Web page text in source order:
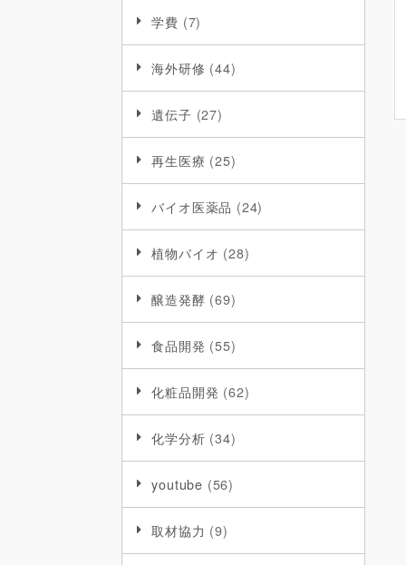
学費 (7)
海外研修 (44)
遺伝子 (27)
再生医療 (25)
バイオ医薬品 (24)
植物バイオ (28)
醸造発酵 (69)
食品開発 (55)
化粧品開発 (62)
化学分析 (34)
youtube (56)
取材協力 (9)